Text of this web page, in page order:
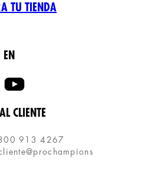
TU TIENDA
CLIENTE
913 4267